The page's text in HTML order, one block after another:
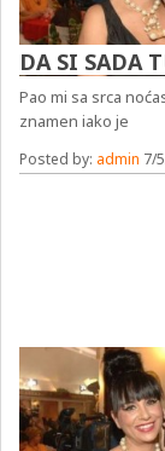
DA SI SADA
Pao mi sa srca
znamen iako je
Posted by: admin 7/